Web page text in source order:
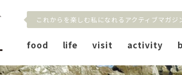
これからを楽しむ私になれるアクティブマガジ
food life visit activity